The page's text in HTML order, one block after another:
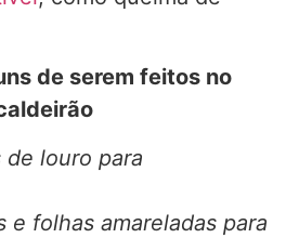
de serem feitos no
louro para
e folhas amareladas para